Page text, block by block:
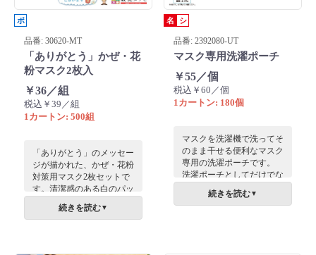
ポ
品番: 30620-MT
「ありがとう」かぜ・花
粉マスク2枚入
￥36／組
税込￥39／組
1カートン: 500組
「ありがとう」のメッセー
ジが描かれた、かぜ・花粉
対策用マスク2枚セットで
す。清潔感のある白のパッ
ケージに感謝の言葉が添え
られ、退職や異動の挨拶、
続きを読む▼
名 シ
品番: 2392080-UT
マスク専用洗濯ポーチ
￥55／個
税込￥60／個
1カートン: 180個
マスクを洗濯機で洗ってそ
のまま干せる便利なマスク
専用の洗濯ポーチです。
洗濯ポーチとしてだけでな
く、持ち歩き用のマスクケ
ースとして使え、帰宅時に
続きを読む▼